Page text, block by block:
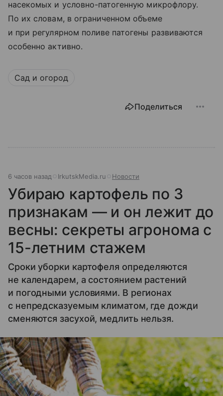
насекомых и условно-патогенную микрофлору.
По их словам, в ограниченном объеме
и при регулярном поливе патогены развиваются
особенно активно.
Сад и огород
Поделиться
6 часов назад IrkutskMedia.ru Новости
Убираю картофель по 3
признакам — и он лежит до
весны: секреты агронома с
15-летним стажем
Сроки уборки картофеля определяются
не календарем, а состоянием растений
и погодными условиями. В регионах
с непредсказуемым климатом, где дожди
сменяются засухой, медлить нельзя.